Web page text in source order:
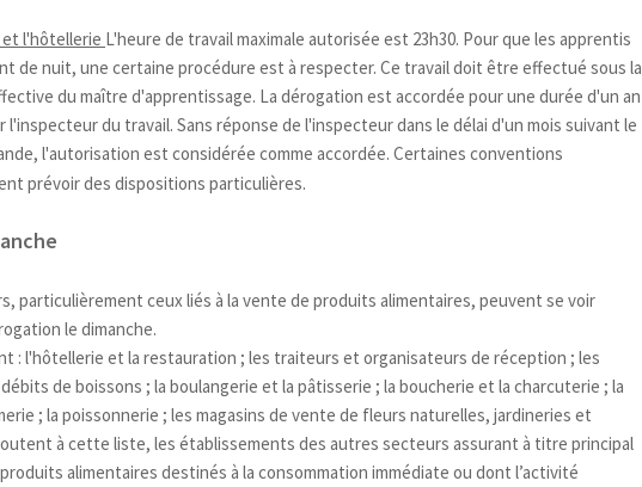
l'hôtellerie L'heure de travail maximale autorisée est 23h30. Pour que les apprentis
de nuit, une certaine procédure est à respecter. Ce travail doit être effectué sous la
du maître d'apprentissage. La dérogation est accordée pour une durée d'un an
l'inspecteur du travail. Sans réponse de l'inspecteur dans le délai d'un mois suivant le
l'autorisation est considérée comme accordée. Certaines conventions
prévoir des dispositions particulières.
particulièrement ceux liés à la vente de produits alimentaires, peuvent se voir
le dimanche.
: l'hôtellerie et la restauration ; les traiteurs et organisateurs de réception ; les
de boissons ; la boulangerie et la pâtisserie ; la boucherie et la charcuterie ; la
; la poissonnerie ; les magasins de vente de fleurs naturelles, jardineries et
à cette liste, les établissements des autres secteurs assurant à titre principal
alimentaires destinés à la consommation immédiate ou dont l’activité